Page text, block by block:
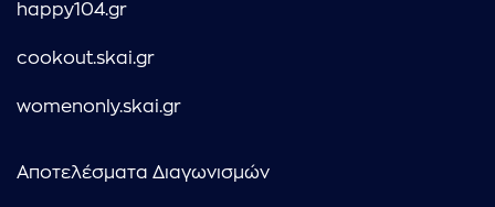
happy104.gr
cookout.skai.gr
womenonly.skai.gr
Αποτελέσματα Διαγωνισμών